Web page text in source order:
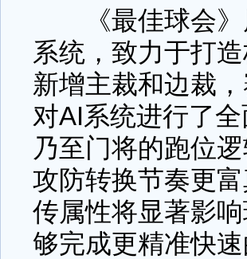
《最佳球会》
系统，致力于打
新增主裁和边裁
对AI系统进行了
乃至门将的跑位
攻防转换节奏更
传属性将显著影
够完成更精准快